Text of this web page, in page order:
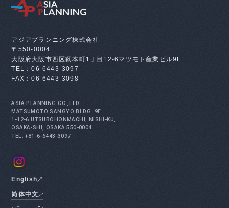
アジアプランニング株式会社
〒550-0004
大阪府大阪市西区靱本町1丁目12-6 マツモト産業ビル9F
TEL：06-6443-3097
FAX：06-6443-3098
ASIA PLANNING CO.,LTD.
MATSUMOTO SANGYO BLDG. 9F
1-12-6 UTSUBOHONMACHI, NISHI-KU,
OSAKA-SHI, OSAKA 550-0004
TEL: +81-6-6443-3097
English
简体中文